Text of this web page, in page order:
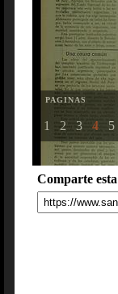
PAGINAS
1 2 3 4 5
Comparte